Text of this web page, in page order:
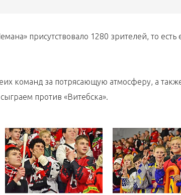
присутствовало 1280 зрителей, то
команд за потрясающую атмосферу, а
против «Витебска».